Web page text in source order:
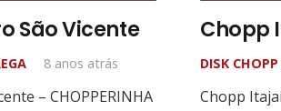
São Vicente
8 anos atrás
– CHOPPERINHA
Chopp
DISK
Chopp